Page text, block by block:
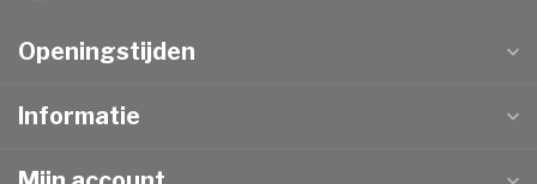
Openingstijden
Informatie